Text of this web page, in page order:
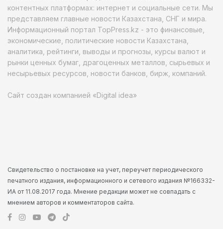
контентных платформах: интернет и социальные сети. Мы
представляем главные новости Казахстана, СНГ и мира.
Информационный портал TopPress.kz - это финансовые,
экономические, политические новости Казахстана,
аналитика, рейтинги, выводы и прогнозы, курсы валют и
рынки ценных бумаг, драгоценных металлов, сырьевых и
несырьевых ресурсов, новости банков, бирж, компаний.
Сайт создан компанией «Digital idea»
Свидетельство о постановке на учет, переучет периодического
печатного издания, информационного и сетевого издания №166332-
ИА от 11.08.2017 года. Мнение редакции может не совпадать с
мнением авторов и комментаторов сайта.